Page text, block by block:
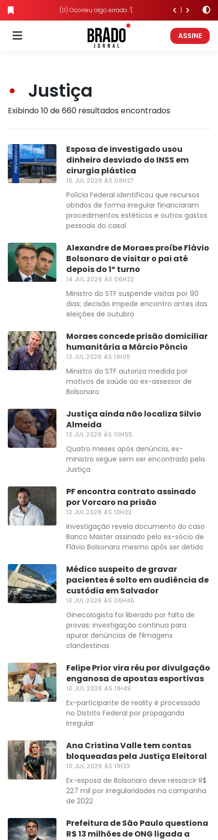
(0) Ocorreu algo errado :'(
ASSINE
Justiça
Exibindo 10 de 660 resultados encontrados
Esposa de investigado usou
dinheiro desviado do INSS em
cirurgia plástica
15.JUL.2026 ÀS 08H27
Polícia Federal identificou que recursos
obtidos de forma irregular financiaram
procedimentos estéticos e outros gastos
pessoais do casal
Alexandre de Moraes proíbe Flávio
Bolsonaro de visitar o pai até
depois do 1º turno
14.JUL.2026 ÀS 06H22
Ministro do STF suspende visitas por 90
dias; decisão impede encontro antes das
eleições de outubro
Moraes concede prisão domiciliar
humanitária a Márcio Pôncio
13.JUL.2026 ÀS 11H05
Ministro do STF autoriza medida por
motivos de saúde ao ex-assessor de
Bolsonaro
Justiça ainda não localiza Silvio
Almeida
13.JUL.2026 ÀS 10H55
Quatro meses após denúncia, ex-
ministro segue sem ser encontrado pela
Justiça
PF encontra contrato assinado
por Vorcaro na prisão
13.JUL.2026 ÀS 10H23
Investigação revela documento do caso
Banco Master assinado pelo ex-sócio de
Flávio Bolsonaro mesmo após ser detido
Médico suspeito de gravar
pacientes é solto em audiência de
custódia em Salvador
13.JUL.2026 ÀS 06H46
Ginecologista foi liberado por falta de
provas; investigação continua para
apurar denúncias de filmagens
clandestinas
Felipe Prior vira réu por divulgação
enganosa de apostas esportivas
10.JUL.2026 ÀS 11H49
Ex-participante de reality é processado
no Distrito Federal por propaganda
irregular
Ana Cristina Valle tem contas
bloqueadas pela Justiça Eleitoral
10.JUL.2026 ÀS 11H33
Ex-esposa de Bolsonaro deve ressarcir R$
227 mil por irregularidades na campanha
de 2022
Prefeitura de São Paulo questiona
R$ 13 milhões de ONG ligada a